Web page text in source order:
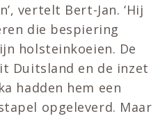
vertelt Bert-Jan. ‘Hij
die bespiering
holsteinkoeien. De
Duitsland en de inzet
hadden hem een
opgeleverd. Maar